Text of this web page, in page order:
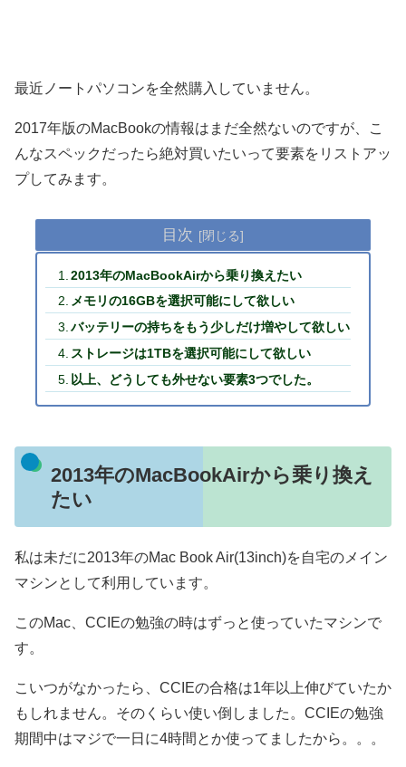
最近ノートパソコンを全然購入していません。
2017年版のMacBookの情報はまだ全然ないのですが、こ
んなスペックだったら絶対買いたいって要素をリストアッ
プしてみます。
目次
2013年のMacBookAirから乗り換えたい
メモリの16GBを選択可能にして欲しい
バッテリーの持ちをもう少しだけ増やして欲しい
ストレージは1TBを選択可能にして欲しい
以上、どうしても外せない要素3つでした。
2013年のMacBookAirから乗り換え
たい
私は未だに2013年のMac Book Air(13inch)を自宅のメイン
マシンとして利用しています。
このMac、CCIEの勉強の時はずっと使っていたマシンで
す。
こいつがなかったら、CCIEの合格は1年以上伸びていたか
もしれません。そのくらい使い倒しました。CCIEの勉強
期間中はマジで一日に4時間とか使ってましたから。。。